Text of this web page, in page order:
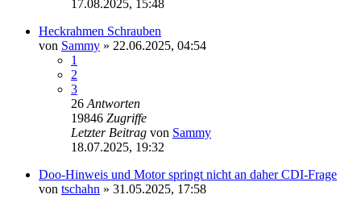
17.08.2025, 15:48
Heckrahmen Schrauben
von Sammy » 22.06.2025, 04:54
1
2
3
26 Antworten
19846 Zugriffe
Letzter Beitrag von Sammy
18.07.2025, 19:32
Doo-Hinweis und Motor springt nicht an daher CDI-Frage
von tschahn » 31.05.2025, 17:58